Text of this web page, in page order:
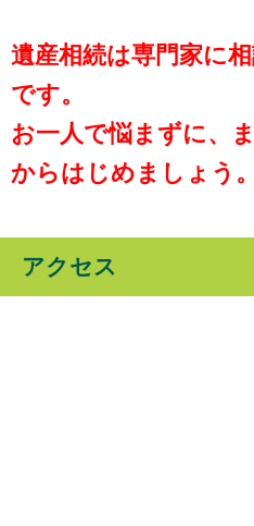
遺産相続は専門家に
です。
お一人で悩まずに、
からはじめましょう。
アクセス